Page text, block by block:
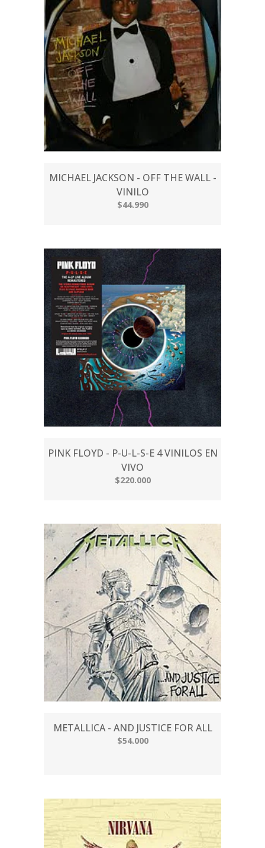
MICHAEL JACKSON - OFF THE WALL -
VINILO
$44.990
PINK FLOYD - P-U-L-S-E 4 VINILOS EN
VIVO
$220.000
METALLICA - AND JUSTICE FOR ALL
$54.000